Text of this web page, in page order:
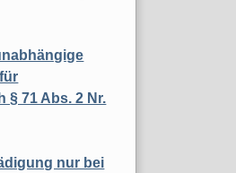
§ 71 Abs. 2 Nr.
nur bei